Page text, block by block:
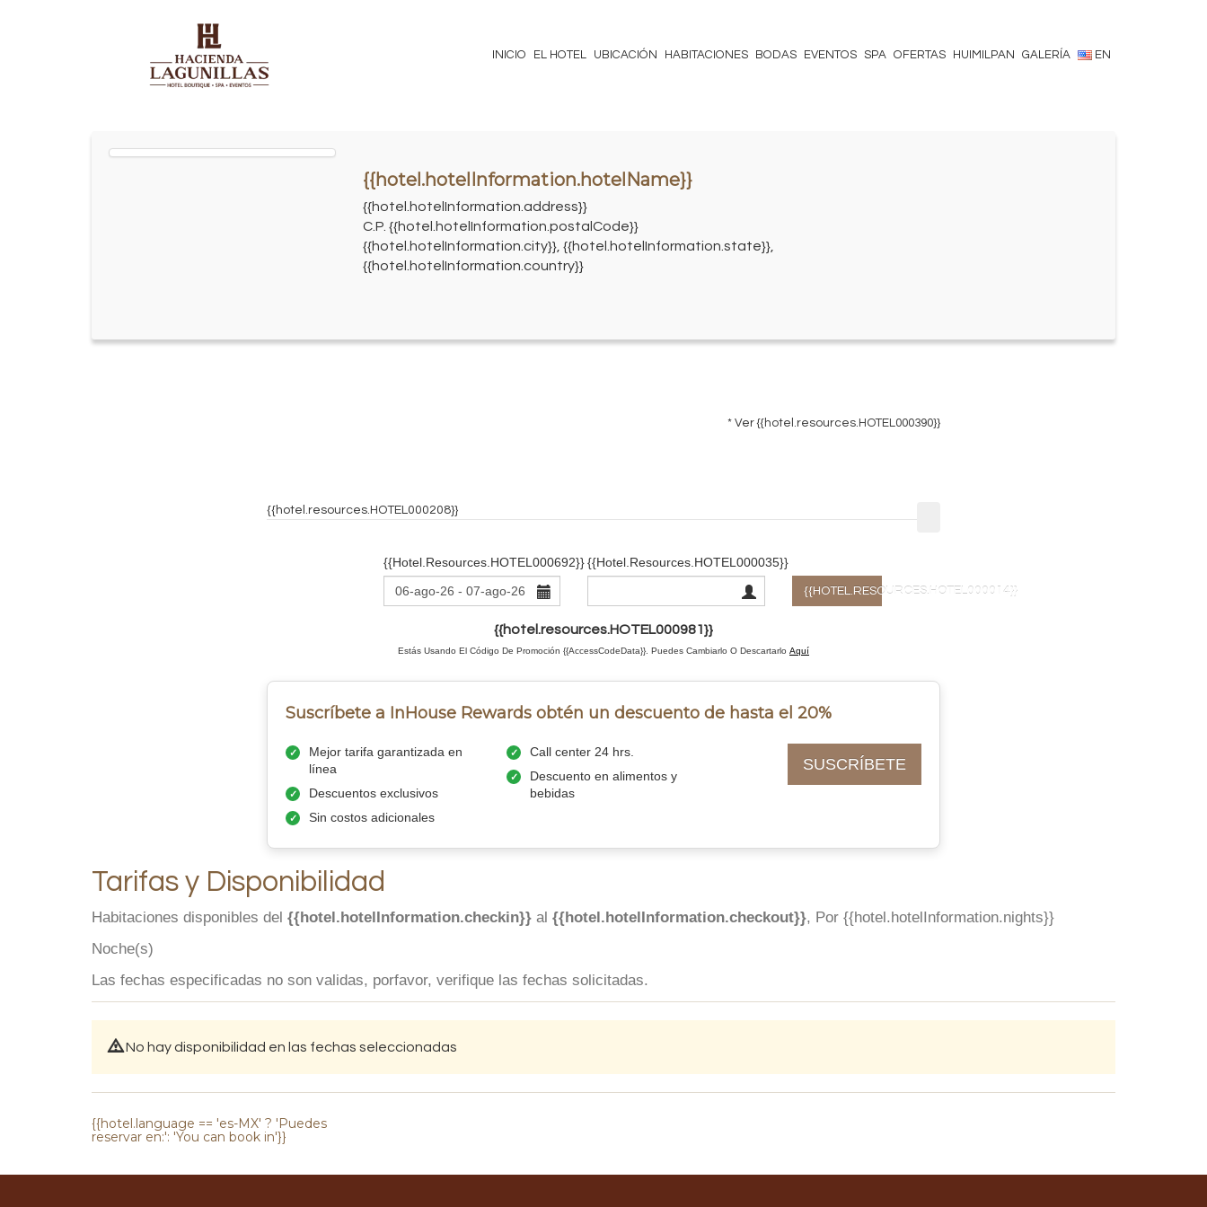
INICIO EL HOTEL UBICACIÓN HABITACIONES BODAS EVENTOS SPA OFERTAS HUIMILPAN GALERÍA EN
{{hotel.hotelInformation.hotelName}}
{{hotel.hotelInformation.address}}
C.P. {{hotel.hotelInformation.postalCode}}
{{hotel.hotelInformation.city}}, {{hotel.hotelInformation.state}},
{{hotel.hotelInformation.country}}
* Ver{{hotel.resources.HOTEL000390}}
{{hotel.resources.HOTEL000208}}
{{hotel.resources.HOTEL000692}} {{hotel.resources.HOTEL000035}}
{{HOTEL.RESOURCES.HOTEL000014}}
{{hotel.resources.HOTEL000981}}
Estás Usando El Código De Promoción {{AccessCodeData}}. Puedes Cambiarlo O Descartarlo Aquí
Suscríbete a InHouse Rewards obtén un descuento de hasta el 20%
Mejor tarifa garantizada en
línea
Descuentos exclusivos
Sin costos adicionales
Call center 24 hrs.
Descuento en alimentos y
bebidas
SUSCRÍBETE
Tarifas y Disponibilidad
Habitaciones disponibles del {{hotel.hotelInformation.checkin}} al {{hotel.hotelInformation.checkout}}, Por {{hotel.hotelInformation.nights}}
Noche(s)
Las fechas especificadas no son validas, porfavor, verifique las fechas solicitadas.
No hay disponibilidad en las fechas seleccionadas
{{hotel.language == 'es-MX' ? 'Puedes
reservar en:': 'You can book in'}}